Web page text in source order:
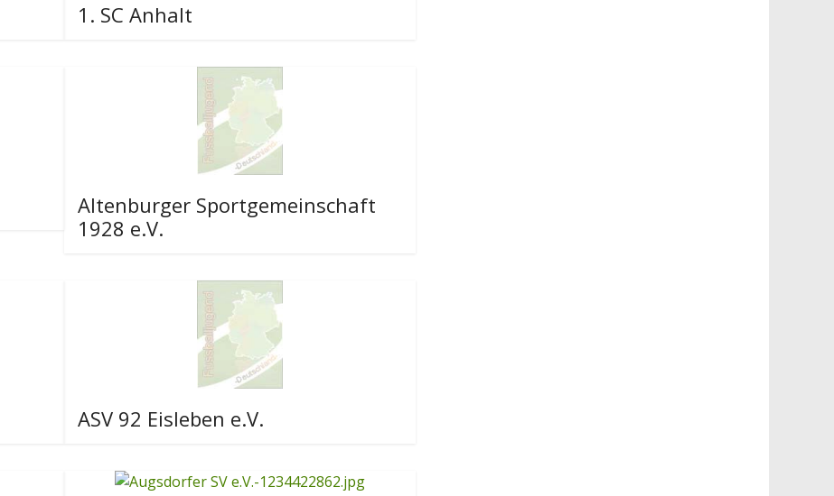
1. SC Anhalt
Altenburger Sportgemeinschaft
1928 e.V.
ASV 92 Eisleben e.V.